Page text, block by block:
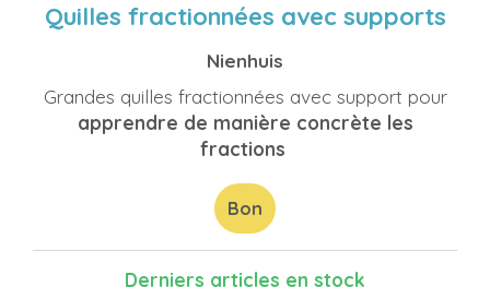
Quilles fractionnées avec supports
Nienhuis
Grandes quilles fractionnées avec support pour
apprendre de manière concrète les
fractions
Bon
Derniers articles en stock